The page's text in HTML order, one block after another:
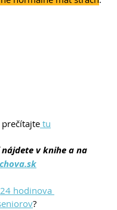
prečítajte tu
v knihe a na
24 hodinova
?